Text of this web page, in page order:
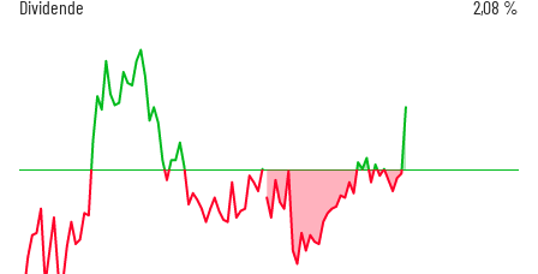
Dividende 2,08 %